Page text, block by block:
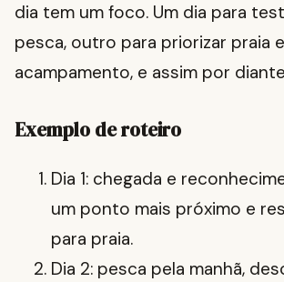
dia tem um foco. Um dia para
pesca, outro para priorizar praia e
acampamento, e assim por
Exemplo de roteiro
Dia 1: chegada e
um ponto mais próximo e
para praia.
Dia 2: pesca pela manhã,